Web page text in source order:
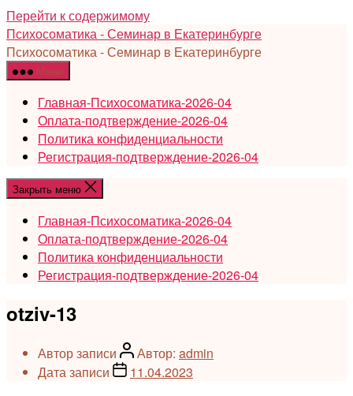
Перейти к содержимому
Психосоматика - Семинар в Екатеринбурге
Психосоматика - Семинар в Екатеринбурге
Меню
Главная-Психосоматика-2026-04
Оплата-подтверждение-2026-04
Политика конфиденциальности
Регистрация-подтверждение-2026-04
Закрыть меню
Главная-Психосоматика-2026-04
Оплата-подтверждение-2026-04
Политика конфиденциальности
Регистрация-подтверждение-2026-04
otziv-13
Автор записи Автор: admin
Дата записи
11.04.2023